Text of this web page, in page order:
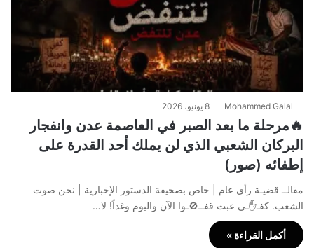
Mohammed Galal 8 يونيو، 2026
🔥مرحلة ما بعد الصبر في العاصمة عدن وانفجار
البركان الشعبي الذي لن يملك أحد القدرة على
إطفائه (صور)
مقالــ قضيـة رأي عام | خاص بصحيفة الدستور الإخبارية | نحن صوت
الشعب. كفـ✋ـى عبث قفــ🚫ـوا الآن واليوم وغداً! لا…
أكمل القراءة »